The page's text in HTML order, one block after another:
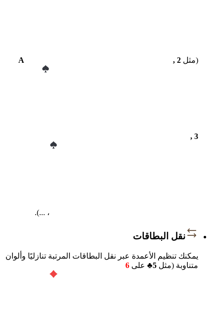
(مثل A , 2
, 3
، ...).
نقل البطاقات
يمكنك تنظيم الأعمدة عبر نقل البطاقات المرتبة تنازليًا وألوان
متناوبة (مثل 5♣ على 6